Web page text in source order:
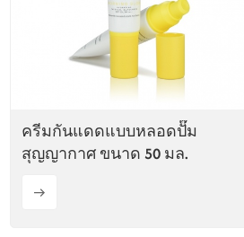
ครีมกันแดดแบบหลอดปั๊ม
สุญญากาศ ขนาด 50 มล.